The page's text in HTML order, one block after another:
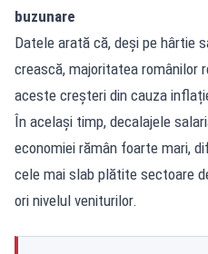
buzunare
Datele arată că, deși pe hârtie
crească, majoritatea românilor
aceste creșteri din cauza
În același timp, decalajele
economiei rămân foarte mari,
cele mai slab plătite sectoare
ori nivelul veniturilor.